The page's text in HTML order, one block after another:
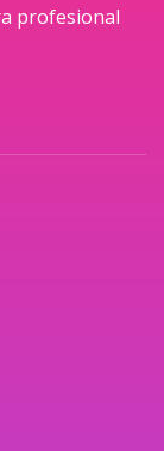
profesional